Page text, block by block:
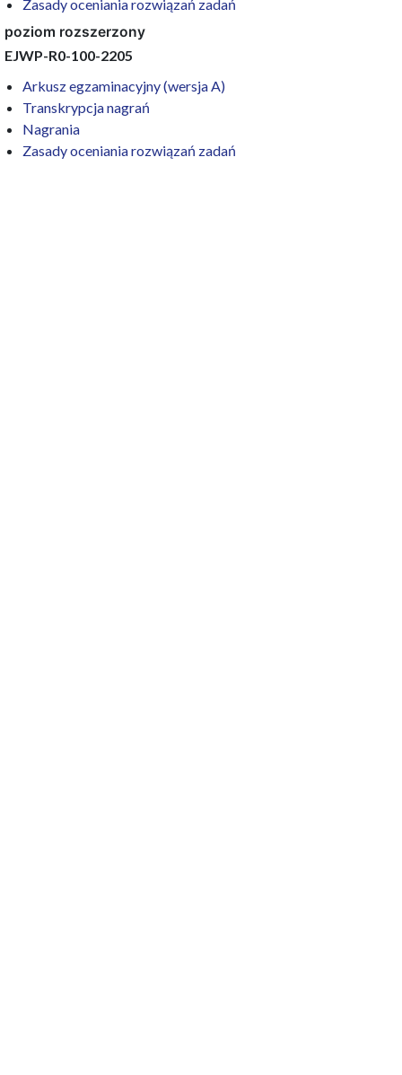
Zasady oceniania rozwiązań zadań
poziom rozszerzony
EJWP-R0-100-2205
Arkusz egzaminacyjny (wersja A)
Transkrypcja nagrań
Nagrania
Zasady oceniania rozwiązań zadań